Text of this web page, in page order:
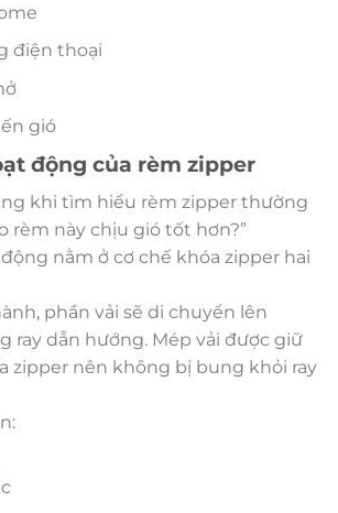
điện thoại
gió
động của rèm zipper
khi tìm hiểu rèm zipper thường
rèm này chịu gió tốt hơn?”
nằm ở cơ chế khóa zipper hai
phần vải sẽ di chuyển lên
ray dẫn hướng. Mép vải được giữ
zipper nên không bị bung khỏi ray